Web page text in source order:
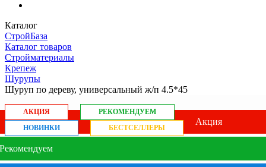
Каталог
СтройБаза
Каталог товаров
Стройматериалы
Крепеж
Шурупы
Шуруп по дереву, универсальный ж/п 4.5*45
АКЦИЯ
РЕКОМЕНДУЕМ
НОВИНКИ
БЕСТСЕЛЛЕРЫ
Акция
Рекомендуем